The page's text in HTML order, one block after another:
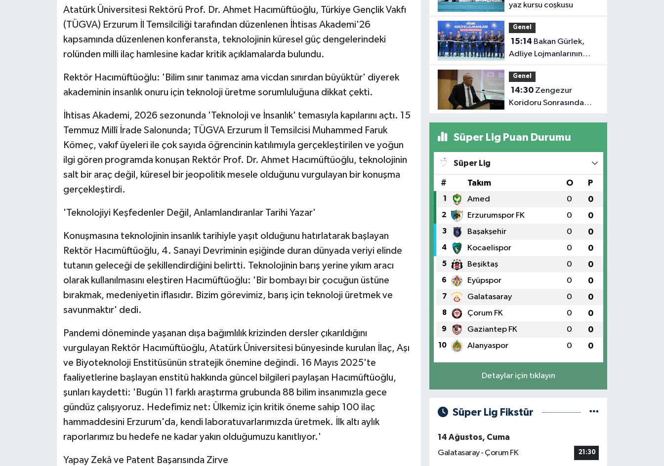
Atatürk Üniversitesi Rektörü Prof. Dr. Ahmet Hacımüftüoğlu, Türkiye Gençlik Vakfı
(TÜGVA) Erzurum İl Temsilciliği tarafından düzenlenen İhtisas Akademi'26
kapsamında düzenlenen konferansta, teknolojinin küresel güç dengelerindeki
rolünden milli ilaç hamlesine kadar kritik açıklamalarda bulundu.
Rektör Hacımüftüoğlu: 'Bilim sınır tanımaz ama vicdan sınırdan büyüktür' diyerek
akademinin insanlık onuru için teknoloji üretme sorumluluğuna dikkat çekti.
İhtisas Akademi, 2026 sezonunda 'Teknoloji ve İnsanlık' temasıyla kapılarını açtı. 15
Temmuz Millî İrade Salonunda; TÜGVA Erzurum İl Temsilcisi Muhammed Faruk
Kömeç, vakıf üyeleri ile çok sayıda öğrencinin katılımıyla gerçekleştirilen ve yoğun
ilgi gören programda konuşan Rektör Prof. Dr. Ahmet Hacımüftüoğlu, teknolojinin
salt bir araç değil, küresel bir jeopolitik mesele olduğunu vurgulayan bir konuşma
gerçekleştirdi.
'Teknolojiyi Keşfedenler Değil, Anlamlandıranlar Tarihi Yazar'
Konuşmasına teknolojinin insanlık tarihiyle yaşıt olduğunu hatırlatarak başlayan
Rektör Hacımüftüoğlu, 4. Sanayi Devriminin eşiğinde duran dünyada veriyi elinde
tutanın geleceği de şekillendirdiğini belirtti. Teknolojinin barış yerine yıkım aracı
olarak kullanılmasını eleştiren Hacımüftüoğlu: 'Bir bombayı bir çocuğun üstüne
bırakmak, medeniyetin iflasıdır. Bizim görevimiz, barış için teknoloji üretmek ve
savunmaktır' dedi.
Pandemi döneminde yaşanan dışa bağımlılık krizinden dersler çıkarıldığını
vurgulayan Rektör Hacımüftüoğlu, Atatürk Üniversitesi bünyesinde kurulan İlaç, Aşı
ve Biyoteknoloji Enstitüsünün stratejik önemine değindi. 16 Mayıs 2025'te
faaliyetlerine başlayan enstitü hakkında güncel bilgileri paylaşan Hacımüftüoğlu,
şunları kaydetti: 'Bugün 11 farklı araştırma grubunda 88 bilim insanımızla gece
gündüz çalışıyoruz. Hedefimiz net: Ülkemiz için kritik öneme sahip 100 ilaç
hammaddesini Erzurum'da, kendi laboratuvarlarımızda üretmek. İlk altı aylık
raporlarımız bu hedefe ne kadar yakın olduğumuzu kanıtlıyor.'
Yapay Zekâ ve Patent Başarısında Zirve
yaz kursu coşkusu
Genel
15:14
Adliye Lojmanlarının
Açılışını Gerçekleştirdi
Genel
14:30Zengezur
Koridoru Sonrasında
Iğdır
Süper Lig Puan Durumu
Süper Lig
# Takım O P
1 Amed 0 0
2 Erzurumspor FK 0 0
3 Başakşehir 0 0
4 Kocaelispor 0 0
5 Beşiktaş 0 0
6 Eyüpspor 0 0
7 Galatasaray 0 0
8 Çorum FK 0 0
9 Gaziantep FK 0 0
10 Alanyaspor 0 0
Detaylar için tıklayın
Süper Lig Fikstür
14 Ağustos, Cuma
Galatasaray - Çorum FK
21:30